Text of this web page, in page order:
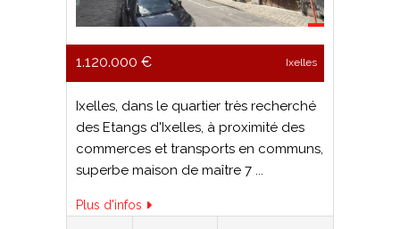
1.120.000 € Ixelles
Ixelles, dans le quartier très recherché
des Etangs d'Ixelles, à proximité des
commerces et transports en communs,
superbe maison de maître 7 ...
Plus d'infos